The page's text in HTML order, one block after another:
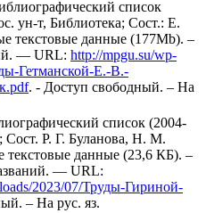
список
ун-т, Библиотека; Сост.: Е.
текстовые данные (177Mb). –
— URL: http://mpgu.su/wp-
Гетманской-Е.-В.-
. - Доступ свободный. – На
список (2004-
Сост. Р. Г. Буланова, Н. М.
текстовые данные (23,6 КБ). –
— URL:
2023/07/Труды-Гириной-
– На рус. яз.